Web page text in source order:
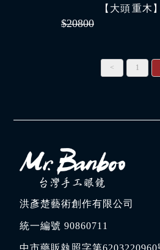
【大頭 重木
$20800
< 1
洪彥楚藝術創作有限公司
統一編號 90860711